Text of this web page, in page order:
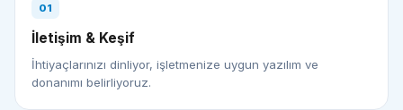
01
İletişim & Keşif
İhtiyaçlarınızı dinliyor, işletmenize uygun yazılım ve
donanımı belirliyoruz.